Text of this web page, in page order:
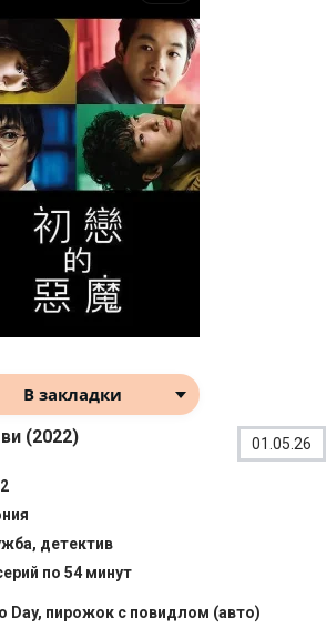
В закладки
(2022) 01.05.26
детектив
по 54 минут
Day, пирожок с повидлом (авто)